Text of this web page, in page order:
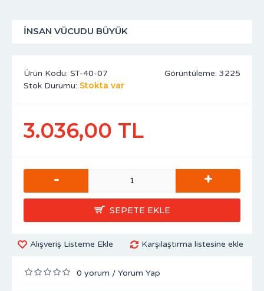
İNSAN VÜCUDU BÜYÜK
Görüntüleme: 3225
Ürün Kodu: ST-40-07
Stok Durumu: Stokta var
3.036,00 TL
- +
SEPETE EKLE
Alışveriş Listeme Ekle Karşılaştırma listesine ekle
0 yorum / Yorum Yap